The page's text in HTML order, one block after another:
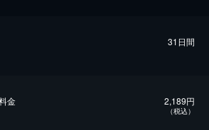
31日間
金 2,189円
（税込）